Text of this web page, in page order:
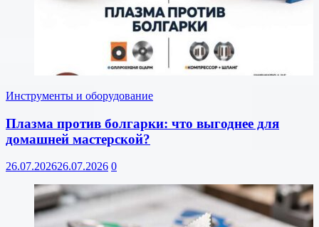
Инструменты и оборудование
Плазма против болгарки: что выгоднее для
домашней мастерской?
26.07.202626.07.2026 0